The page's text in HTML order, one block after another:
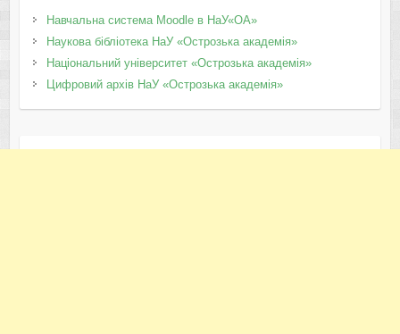
Навчальна система Moodle в НаУ«ОА»
Наукова бібліотека НаУ «Острозька академія»
Національний університет «Острозька академія»
Цифровий архів НаУ «Острозька академія»